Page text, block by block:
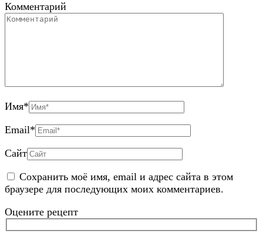
Комментарий
Имя*
Email*
Сайт
Сохранить моё имя, email и адрес сайта в этом
браузере для последующих моих комментариев.
Оцените рецепт